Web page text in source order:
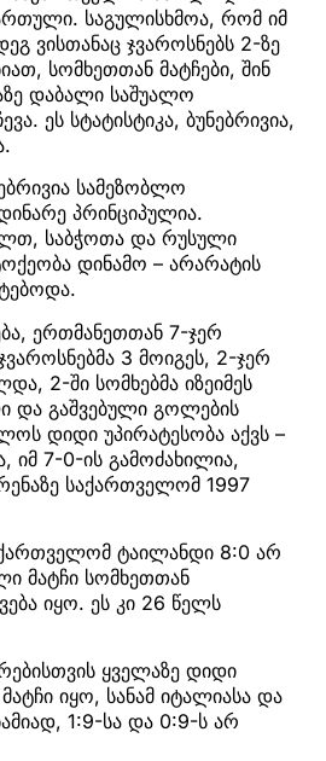
საგულისხმოა, რომ იმ
ვისთანაც ჯვაროსნებს 2-ზე
სომხეთთან მატჩები, შინ
დაბალი საშუალო
ეს სტატისტიკა, ბუნებრივია,
სამეზობლო
პრინციპულია.
საბჭოთა და რუსული
დინამო – არარატის
ერთმანეთთან 7-ჯერ
3 მოიგეს, 2-ჯერ
2-ში სომხებმა იზეიმეს
და გაშვებული გოლების
დიდი უპირატესობა აქვს –
იმ 7-0-ის გამოძახილია,
საქართველომ 1997
ტაილანდი 8:0 არ
მატჩი სომხეთთან
იყო. ეს კი 26 წელს
ყველაზე დიდი
იყო, სანამ იტალიასა და
1:9-სა და 0:9-ს არ